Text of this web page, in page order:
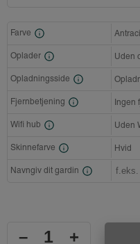
Farve
Oplader Uden
Opladningsside
Fjernbetjening Ingen
Wifi hub Uden
Skinnefarve Hvid
Navngiv dit gardin
– +